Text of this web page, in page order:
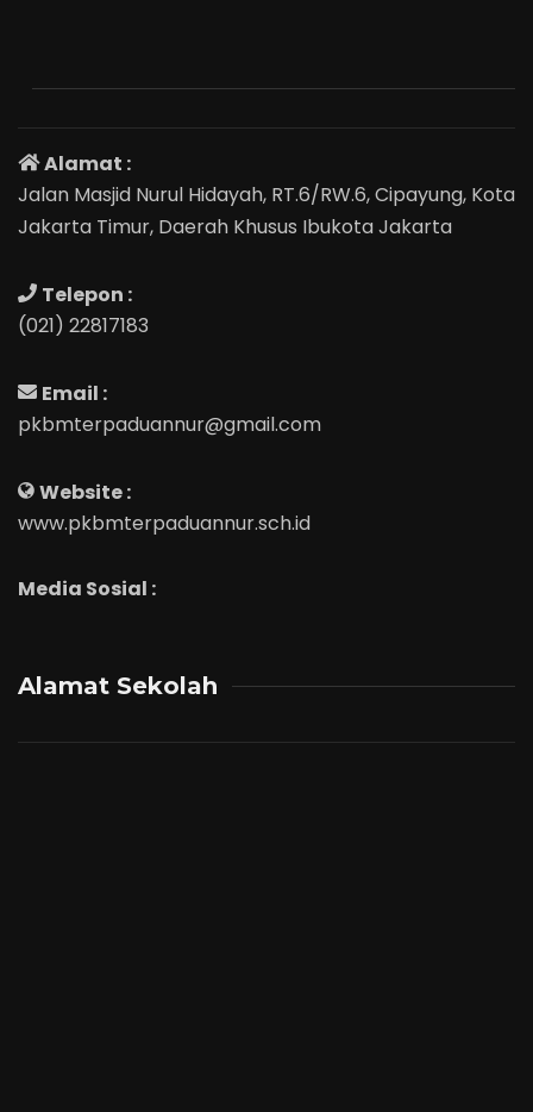
Alamat :
Jalan Masjid Nurul Hidayah, RT.6/RW.6, Cipayung, Kota
Jakarta Timur, Daerah Khusus Ibukota Jakarta
Telepon :
(021) 22817183
Email :
pkbmterpaduannur@gmail.com
Website :
www.pkbmterpaduannur.sch.id
Media Sosial :
Alamat Sekolah